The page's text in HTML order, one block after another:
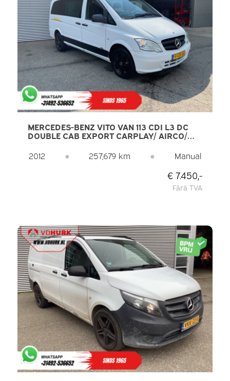
MERCEDES-BENZ VITO VAN 113 CDI L3 DC
DOUBLE CAB EXPORT CARPLAY/ AIRCO/
2012
● 257,679 km ● Manual
€ 7.450,-
Fără TVA